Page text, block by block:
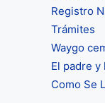
Registro
Trámites
Waygo
El padre
Como Se